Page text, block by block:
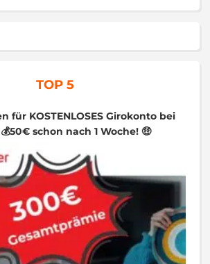
TOP 5
für KOSTENLOSES Girokonto bei
schon nach 1 Woche! 🤑